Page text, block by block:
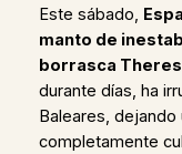
Este sábado,
manto de
borrasca
durante días, ha
Baleares,
completamente